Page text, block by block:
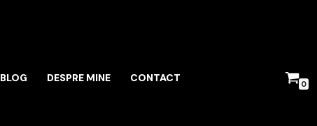
BLOG DESPRE MINE CONTACT 0